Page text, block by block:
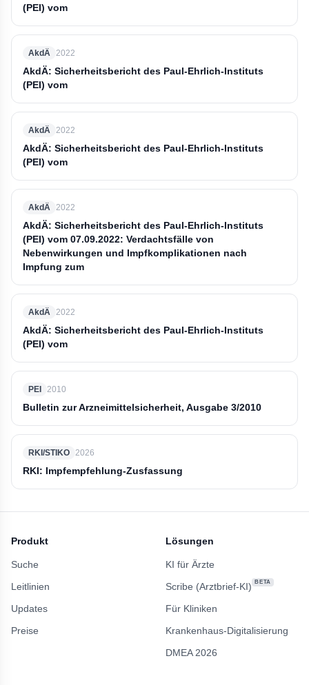
(PEI) vom
AkdÄ 2022
AkdÄ: Sicherheitsbericht des Paul-Ehrlich-Instituts
(PEI) vom
AkdÄ 2022
AkdÄ: Sicherheitsbericht des Paul-Ehrlich-Instituts
(PEI) vom
AkdÄ 2022
AkdÄ: Sicherheitsbericht des Paul-Ehrlich-Instituts
(PEI) vom 07.09.2022: Verdachtsfälle von
Nebenwirkungen und Impfkomplikationen nach
Impfung zum
AkdÄ 2022
AkdÄ: Sicherheitsbericht des Paul-Ehrlich-Instituts
(PEI) vom
PEI 2010
Bulletin zur Arzneimittelsicherheit, Ausgabe 3/2010
RKI/STIKO 2026
RKI: Impfempfehlung-Zusfassung
Produkt
Suche
Leitlinien
Updates
Preise
Lösungen
KI für Ärzte
Scribe (Arztbrief-KI)
BETA
Für Kliniken
Krankenhaus-Digitalisierung
DMEA 2026